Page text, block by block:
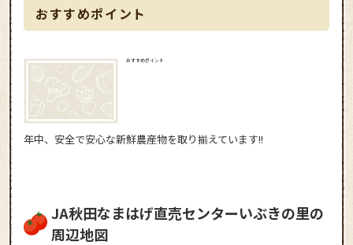
おすすめポイント
おすすめポイント
年中、安全で安心な新鮮農産物を取り揃えています!!
JA秋田なまはげ直売センターいぶきの里の
周辺地図